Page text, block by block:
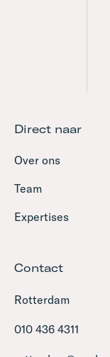
Direct naar
Over ons
Team
Expertises
Contact
Rotterdam
010 436 4311